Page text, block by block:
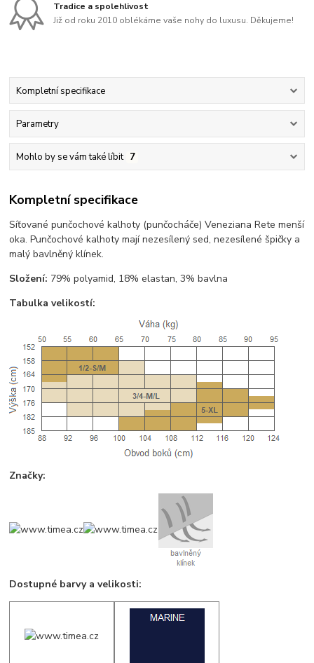
Tradice a spolehlivost
Již od roku 2010 oblékáme vaše nohy do luxusu. Děkujeme!
Kompletní specifikace
Parametry
Mohlo by se vám také líbit 7
Kompletní specifikace
Síťované punčochové kalhoty (punčocháče) Veneziana Rete menší
oka. Punčochové kalhoty mají nezesílený sed, nezesílené špičky a
malý bavlněný klínek.
Složení: 79% polyamid, 18% elastan, 3% bavlna
Tabulka velikostí:
Značky:
Dostupné barvy a velikosti: